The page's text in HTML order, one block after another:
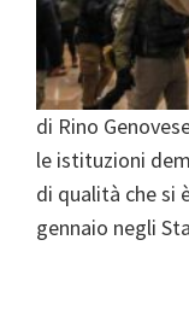
di Rino
le istituzioni
di qualità che si
gennaio negli